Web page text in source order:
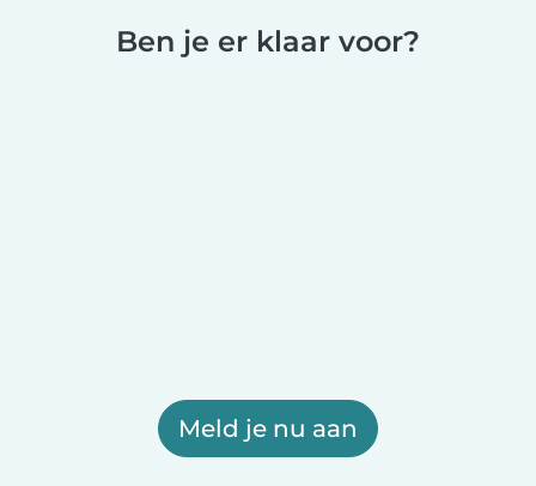
Ben je er klaar voor?
Meld je nu aan